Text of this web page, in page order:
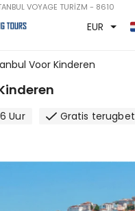
VOYAGE TURİZM - 8610
EUR
Voor Kinderen
6 Uur
Gratis